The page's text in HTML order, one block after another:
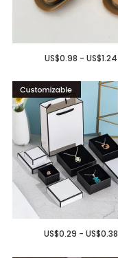
US$0.98 - US$1.24
US$0.29 - US$0.38